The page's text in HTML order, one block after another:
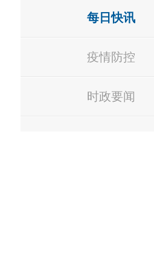
每日快讯
疫情防控
时政要闻